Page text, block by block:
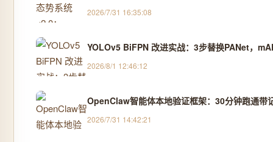
2026/7/31 16:35:08
YOLOv5 BiFPN 改进实战：3步替换PANet，
2026/8/1 12:46:12
OpenClaw智能体本地验证框架：30分钟跑通带
2026/7/31 14:42:21